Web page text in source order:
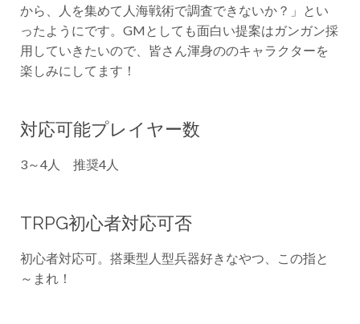
から、人を集めて人海戦術で調査できないか？」とい
ったようにです。GMとしても面白い提案はガンガン採
用していきたいので、皆さん渾身ののキャラクターを
楽しみにしてます！
対応可能プレイヤー数
3～4人 推奨4人
TRPG初心者対応可否
初心者対応可。搭乗型人型兵器好きなやつ、この指と
～まれ！